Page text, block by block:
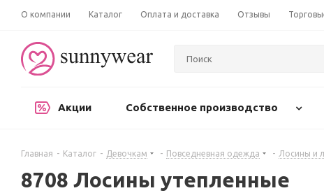
О компании Каталог Оплата и доставка Отзывы
Акции Собственное производство
Главная - Каталог - Девочкам - Повседневная одежда - Лосины и
8708 Лосины утепленные